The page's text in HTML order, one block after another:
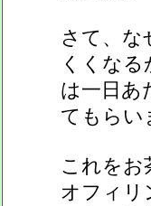
さて、な
くくな
は一日あ
てもらい
これをお
オフィリ